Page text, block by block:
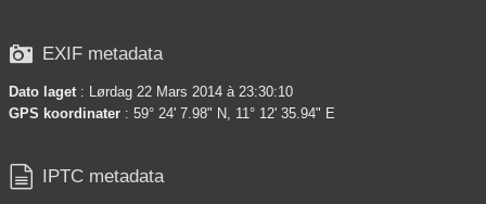
 EXIF metadata
Dato laget : Lørdag 22 Mars 2014 à 23:30:10
GPS koordinater : 59° 24' 7.98" N, 11° 12' 35.94" E
 IPTC metadata